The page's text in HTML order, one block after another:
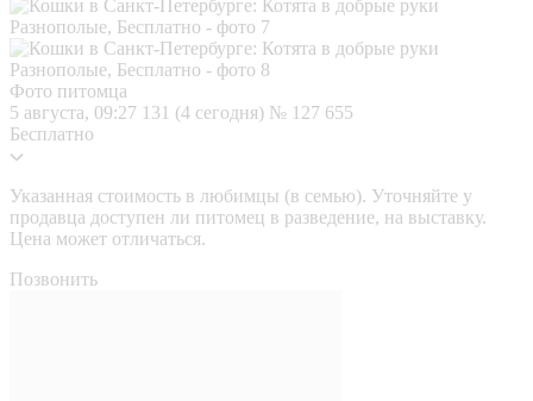
Фото питомца
5 августа, 09:27 131 (4 сегодня) № 127 655
Бесплатно
Указанная стоимость в любимцы (в семью). Уточняйте у
продавца доступен ли питомец в разведение, на выставку.
Цена может отличаться.
Позвонить